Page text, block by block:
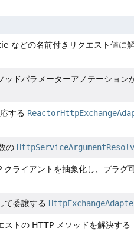
などの名前付きリクエスト値に
ッドパラメーターアノテーション
する
の
ライアントを抽象化し、プラグ
て委譲する
ストの HTTP メソッドを解決する